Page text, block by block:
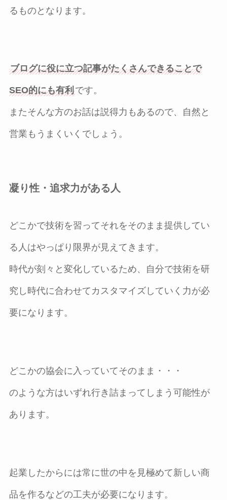
るものとなります。
ブログに役に立つ記事がたくさんできることで
SEO的にも有利 です。
またそんな方のお話は説得力もあるので、自然と
営業もうまくいくでしょう。
凝り性・追求力がある人
どこかで技術を習ってそれをそのまま提供してい
る人はやっぱり限界が見えてきます。
時代が刻々と変化しているため、自分で技術を研
究し時代に合わせてカスタマイズしていく力が必
要になります。
どこかの協会に入っていてそのまま・・・
のような方はいずれ行き詰まってしまう可能性が
あります。
起業したからには常に世の中を見極めて新しい商
品を作るなどの工夫が必要になります。